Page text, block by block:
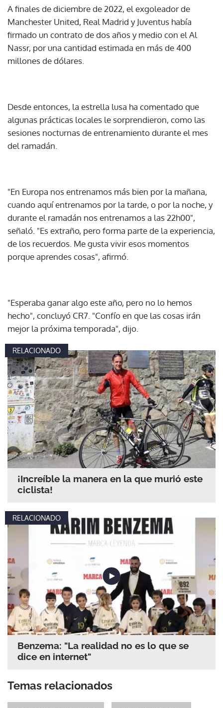
A finales de diciembre de 2022, el exgoleador de
Manchester United, Real Madrid y Juventus había
firmado un contrato de dos años y medio con el Al
Nassr, por una cantidad estimada en más de 400
millones de dólares.
Desde entonces, la estrella lusa ha comentado que
algunas prácticas locales le sorprendieron, como las
sesiones nocturnas de entrenamiento durante el mes
del ramadán.
"En Europa nos entrenamos más bien por la mañana,
cuando aquí entrenamos por la tarde, o por la noche, y
durante el ramadán nos entrenamos a las 22h00",
señaló. "Es extraño, pero forma parte de la experiencia,
de los recuerdos. Me gusta vivir esos momentos
porque aprendes cosas", afirmó.
"Esperaba ganar algo este año, pero no lo hemos
hecho", concluyó CR7. "Confío en que las cosas irán
mejor la próxima temporada", dijo.
RELACIONADO
¡Increíble la manera en la que murió este
ciclista!
RELACIONADO
Benzema: "La realidad no es lo que se
dice en internet"
Temas relacionados